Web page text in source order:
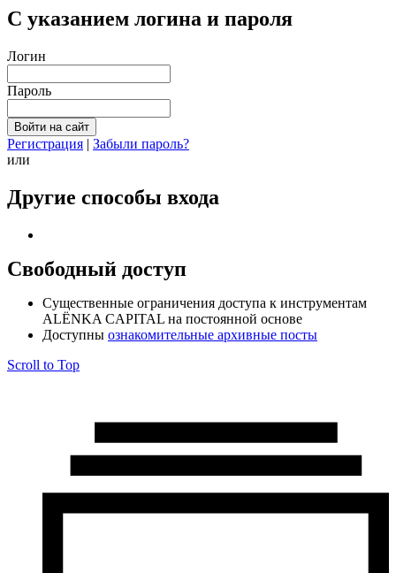
С указанием логина и пароля
Логин
Пароль
Регистрация | Забыли пароль?
или
Другие способы входа
Свободный доступ
Cущественные ограничения доступа к инструментам
ALЁNKA CAPITAL на постоянной основе
Доступны ознакомительные архивные посты
Scroll to Top